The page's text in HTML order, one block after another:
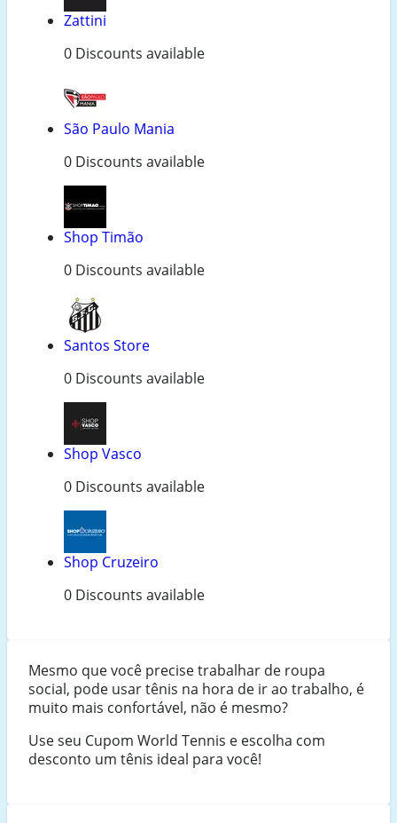
Zattini
0 Discounts available
São Paulo Mania
0 Discounts available
Shop Timão
0 Discounts available
Santos Store
0 Discounts available
Shop Vasco
0 Discounts available
Shop Cruzeiro
0 Discounts available
Mesmo que você precise trabalhar de roupa
social, pode usar tênis na hora de ir ao trabalho, é
muito mais confortável, não é mesmo?
Use seu Cupom World Tennis e escolha com
desconto um tênis ideal para você!